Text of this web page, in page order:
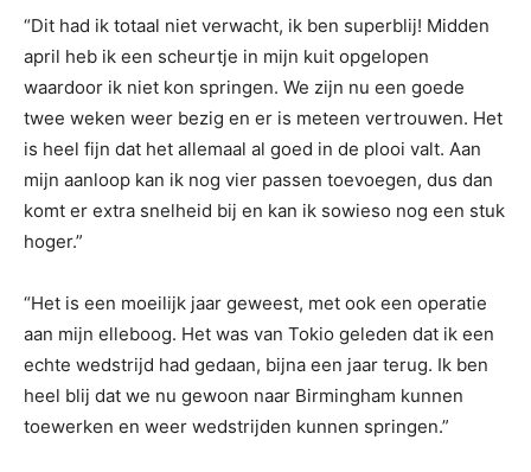
“Dit had ik totaal niet verwacht, ik ben superblij! Midden
april heb ik een scheurtje in mijn kuit opgelopen
waardoor ik niet kon springen. We zijn nu een goede
twee weken weer bezig en er is meteen vertrouwen. Het
is heel fijn dat het allemaal al goed in de plooi valt. Aan
mijn aanloop kan ik nog vier passen toevoegen, dus dan
komt er extra snelheid bij en kan ik sowieso nog een stuk
hoger.”
“Het is een moeilijk jaar geweest, met ook een operatie
aan mijn elleboog. Het was van Tokio geleden dat ik een
echte wedstrijd had gedaan, bijna een jaar terug. Ik ben
heel blij dat we nu gewoon naar Birmingham kunnen
toewerken en weer wedstrijden kunnen springen.”